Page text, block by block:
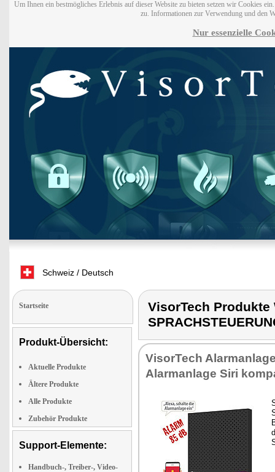
Um Ihnen ein bestmögliches Erlebnis auf dieser Website zu bieten setzen wir Cookies
zu. Informationen zur Verwendung und den
Nur essenzielle
Schweiz / Deutsch
Startseite
Produkt-Übersicht:
Aktuelle Produkte
Ältere Produkte
Alle Produkte
Zubehör Produkte
Support-Elemente:
Handbuch-, Treiber-, Video-
VisorTech Produkte
VisorTech
Alarmanlage Siri